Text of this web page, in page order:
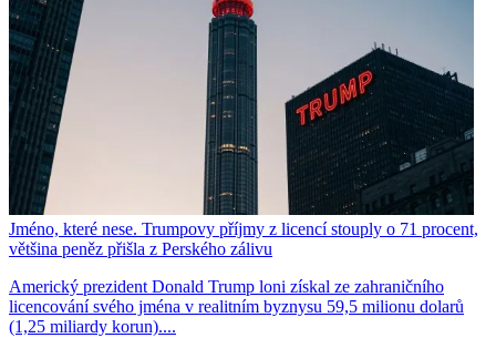
Jméno, které nese. Trumpovy příjmy z licencí stouply o 71 procent,
většina peněz přišla z Perského zálivu
Americký prezident Donald Trump loni získal ze zahraničního
licencování svého jména v realitním byznysu 59,5 milionu dolarů
(1,25 miliardy korun)....